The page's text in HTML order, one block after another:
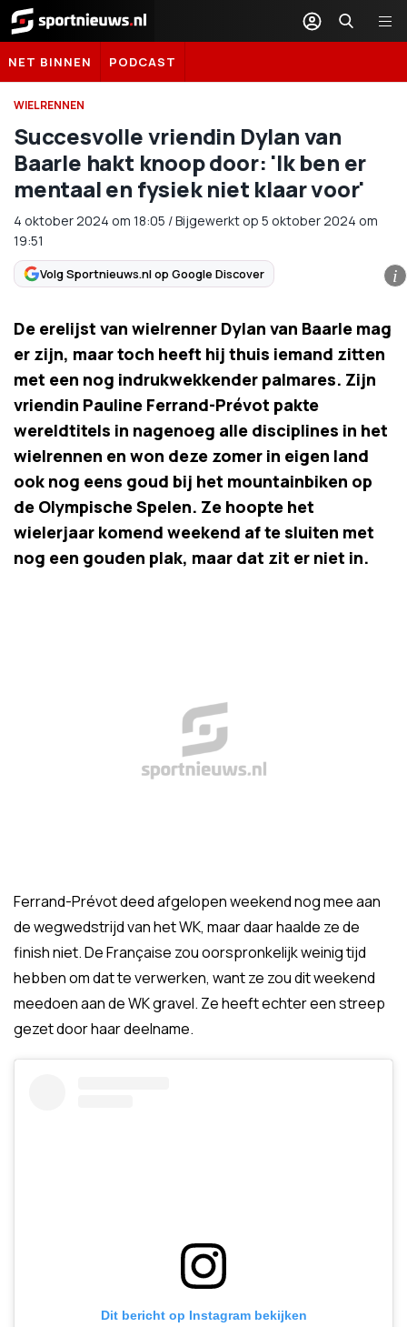
Sportnieuws.nl
NET BINNEN PODCAST
WIELRENNEN
Succesvolle vriendin Dylan van
Baarle hakt knoop door: 'Ik ben er
mentaal en fysiek niet klaar voor'
4 oktober 2024 om 18:05 /Bijgewerkt op 5 oktober 2024 om
19:51
Volg Sportnieuws.nl op Google Discover i
De erelijst van wielrenner Dylan van Baarle mag
er zijn, maar toch heeft hij thuis iemand zitten
met een nog indrukwekkender palmares. Zijn
vriendin Pauline Ferrand-Prévot pakte
wereldtitels in nagenoeg alle disciplines in het
wielrennen en won deze zomer in eigen land
ook nog eens goud bij het mountainbiken op
de Olympische Spelen. Ze hoopte het
wielerjaar komend weekend af te sluiten met
nog een gouden plak, maar dat zit er niet in.
Ferrand-Prévot deed afgelopen weekend nog mee aan
de wegwedstrijd van het WK, maar daar haalde ze de
finish niet. De Française zou oorspronkelijk weinig tijd
hebben om dat te verwerken, want ze zou dit weekend
meedoen aan de WK gravel. Ze heeft echter een streep
gezet door haar deelname.
Dit bericht op Instagram bekijken